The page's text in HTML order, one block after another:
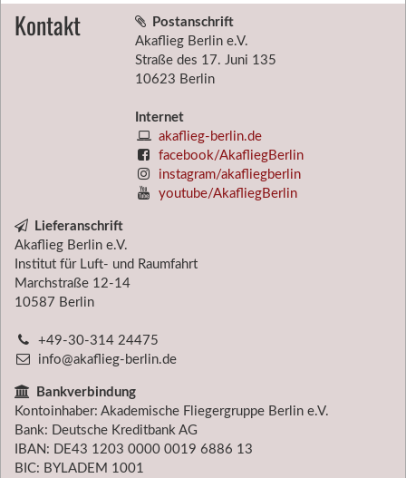
Kontakt
Postanschrift
Akaflieg Berlin e.V.
Straße des 17. Juni 135
10623 Berlin
Internet
akaflieg-berlin.de
facebook/AkafliegBerlin
instagram/akafliegberlin
youtube/AkafliegBerlin
Lieferanschrift
Akaflieg Berlin e.V.
Institut für Luft- und Raumfahrt
Marchstraße 12-14
10587 Berlin
+49-30-314 24475
info@akaflieg-berlin.de
Bankverbindung
Kontoinhaber: Akademische Fliegergruppe Berlin e.V.
Bank: Deutsche Kreditbank AG
IBAN: DE43 1203 0000 0019 6886 13
BIC: BYLADEM 1001